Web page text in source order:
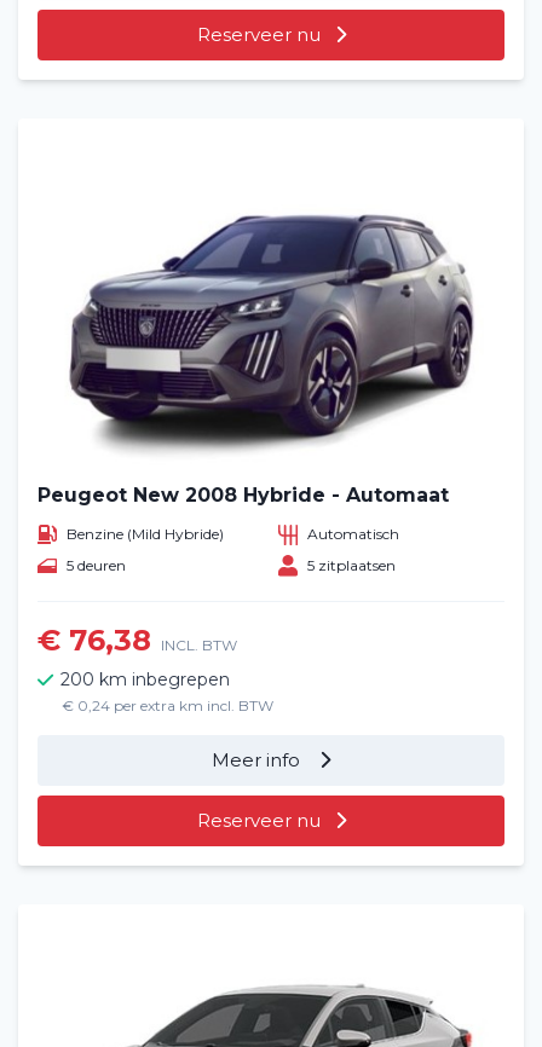
Reserveer nu
Peugeot New 2008 Hybride - Automaat
Benzine (Mild Hybride)
Automatisch
5 deuren
5 zitplaatsen
€ 76,38 INCL. BTW
200 km inbegrepen
€ 0,24 per extra km incl. BTW
Meer info
Reserveer nu